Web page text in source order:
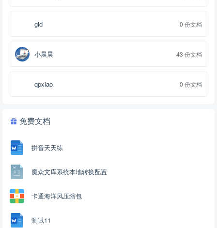
gld 0 份文档
小晨晨 43 份文档
qpxiao 0 份文档
免费文档
拼音天天练
魔众文库系统本地转换配置
卡通海洋风压缩包
测试11